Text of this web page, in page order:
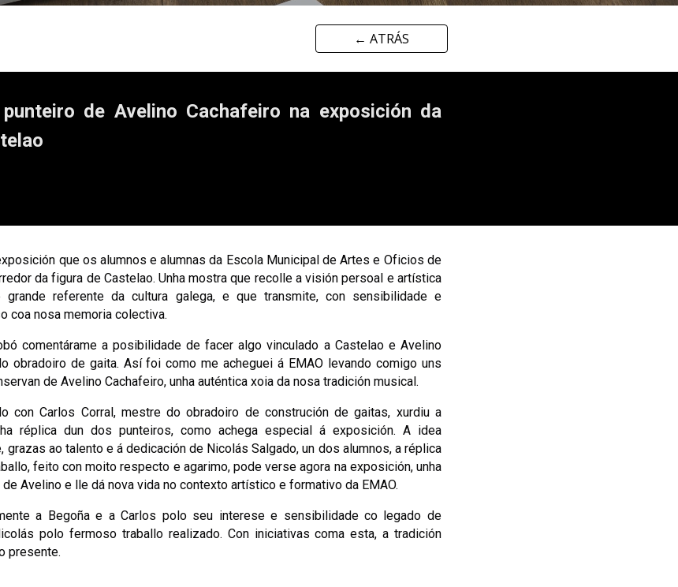
← ATRÁS
de Avelino Cachafeiro na exposición da
que os alumnos e alumnas da Escola Municipal de Artes e Oficios de
da figura de Castelao. Unha mostra que recolle a visión persoal e artística
referente da cultura galega, e que transmite, con sensibilidade e
coa nosa memoria colectiva.
comentárame a posibilidade de facer algo vinculado a Castelao e Avelino
obradoiro de gaita. Así foi como me acheguei á EMAO levando comigo uns
de Avelino Cachafeiro, unha auténtica xoia da nosa tradición musical.
con Carlos Corral, mestre do obradoiro de construción de gaitas, xurdiu a
réplica dun dos punteiros, como achega especial á exposición. A idea
grazas ao talento e á dedicación de Nicolás Salgado, un dos alumnos, a réplica
feito con moito respecto e agarimo, pode verse agora na exposición, unha
Avelino e lle dá nova vida no contexto artístico e formativo da EMAO.
a Begoña e a Carlos polo seu interese e sensibilidade co legado de
polo fermoso traballo realizado. Con iniciativas coma esta, a tradición
presente.